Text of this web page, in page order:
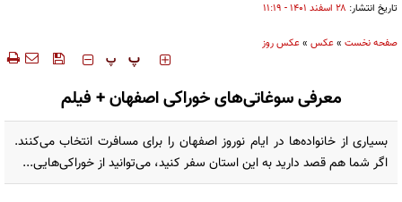
تاریخ انتشار: ۲۸ اسفند ۱۴۰۱ - ۱۱:۱۹
صفحه نخست »عکس »عکس روز
‍‍‍ پ پ
معرفی سوغاتی‌های خوراکی اصفهان + فیلم
بسیاری از خانواده‌ها در ایام نوروز اصفهان را برای مسافرت انتخاب می‌کنند.
اگر شما هم قصد دارید به این استان سفر کنید، می‌توانید از خوراکی‌هایی...